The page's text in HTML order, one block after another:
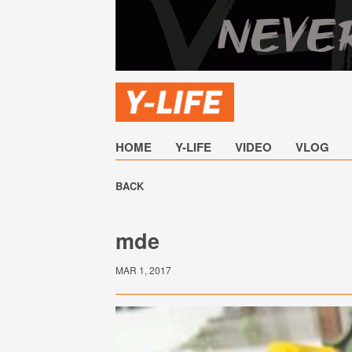
HOME Y-LIFE VIDEO VLOG
BACK
mde
MAR 1, 2017